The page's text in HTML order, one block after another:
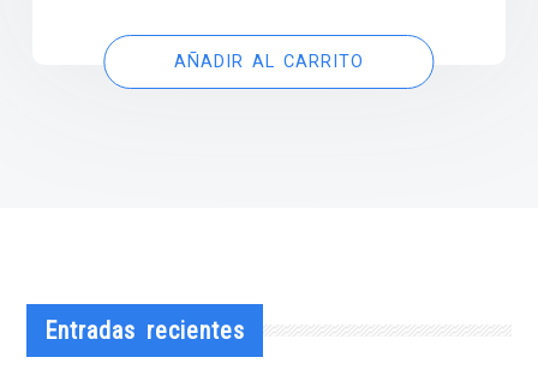
AÑADIR AL CARRITO
Entradas recientes